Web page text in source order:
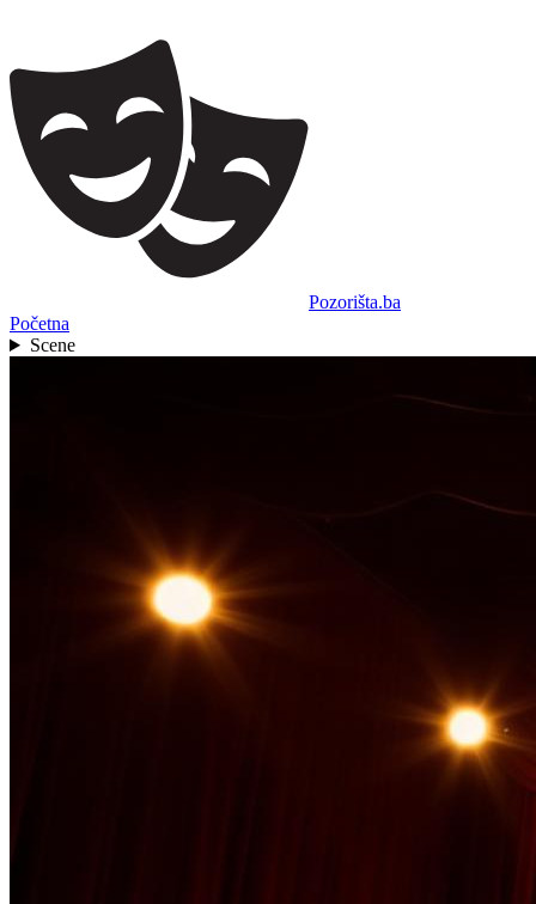
Pozorišta.ba
Početna
Scene